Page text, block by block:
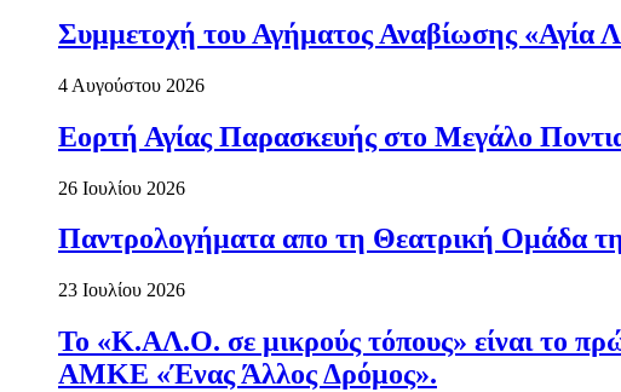
Συμμετοχή του Αγήματος Αναβίωσης «Αγία
4 Αυγούστου 2026
Εορτή Αγίας Παρασκευής στο Μεγάλο
26 Ιουλίου 2026
Παντρολογήματα απο τη Θεατρική Ομάδα
23 Ιουλίου 2026
Το «Κ.ΑΛ.Ο. σε μικρούς τόπους» είναι το
ΑΜΚΕ «Ένας Άλλος Δρόμος».